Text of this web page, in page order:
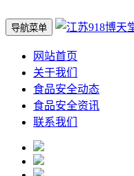
导航菜单
网站首页
关于我们
食品安全动态
食品安全资讯
联系我们